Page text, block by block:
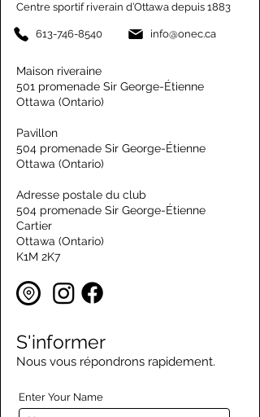
Centre sportif riverain d’Ottawa depuis 1883
613-746-8540 info@onec.ca
Maison riveraine
501 promenade Sir George-Étienne
Ottawa (Ontario)
Pavillon
504 promenade Sir George-Étienne
Ottawa (Ontario)
Adresse postale du club
504 promenade Sir George-Étienne
Cartier
Ottawa (Ontario)
K1M 2K7
S'informer
Nous vous répondrons rapidement.
Enter Your Name